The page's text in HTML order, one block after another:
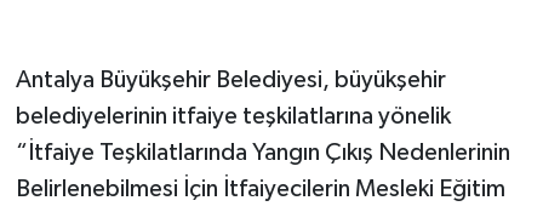
Antalya Büyükşehir Belediyesi, büyükşehir
belediyelerinin itfaiye teşkilatlarına yönelik
“İtfaiye Teşkilatlarında Yangın Çıkış Nedenlerinin
Belirlenebilmesi İçin İtfaiyecilerin Mesleki Eğitim